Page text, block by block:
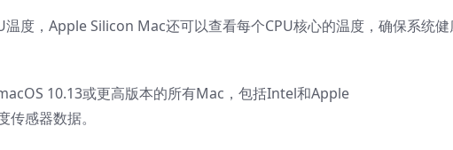
温度，Apple Silicon Mac还可以查看每个CPU核心的温度，确保系统
10.13或更高版本的所有Mac，包括Intel和Apple
感器数据。